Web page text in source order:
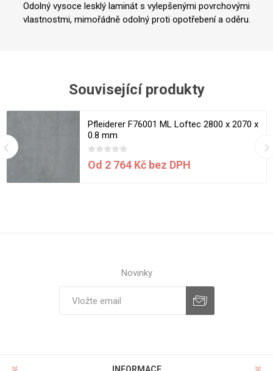
Odolný vysoce lesklý laminát s vylepšenými povrchovými
vlastnostmi, mimořádně odolný proti opotřebení a oděru.
Související produkty
Pfleiderer F76001 ML Loftec 2800 x 2070 x
0.8 mm
Od 2 764 Kč bez DPH
Novinky